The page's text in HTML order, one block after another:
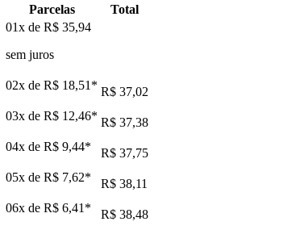
Parcelas
Total
01x de R$ 35,94
sem juros
02x de R$ 18,51 * R$ 37,02
03x de R$ 12,46* R$ 37,38
04x de R$ 9,44*
R$ 37,75
05x de R$ 7,62*
R$ 38,11
06x de R$ 6,41 *
R$ 38,48